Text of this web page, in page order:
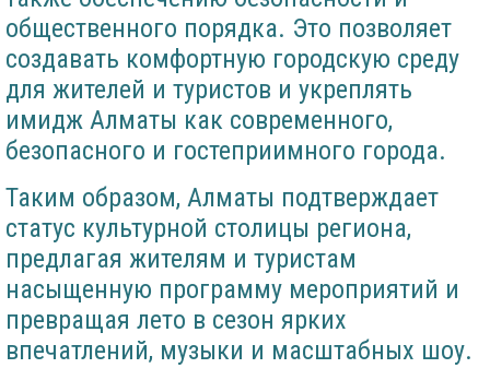
общественного порядка. Это позволяет
создавать комфортную городскую среду
для жителей и туристов и укреплять
имидж Алматы как современного,
безопасного и гостеприимного города.
Таким образом, Алматы подтверждает
статус культурной столицы региона,
предлагая жителям и туристам
насыщенную программу мероприятий и
превращая лето в сезон ярких
впечатлений, музыки и масштабных шоу.